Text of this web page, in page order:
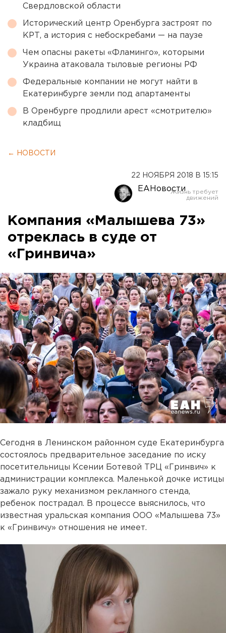
Свердловской области
Исторический центр Оренбурга застроят по
КРТ, а история с небоскребами — на паузе
Чем опасны ракеты «Фламинго», которыми
Украина атаковала тыловые регионы РФ
Федеральные компании не могут найти в
Екатеринбурге земли под апартаменты
В Оренбурге продлили арест «смотрителю»
кладбищ
← НОВОСТИ
22 НОЯБРЯ 2018 В 15:15
ЕАНовости
Компания «Малышева 73»
отреклась в суде от
«Гринвича»
Сегодня в Ленинском районном суде Екатеринбурга
состоялось предварительное заседание по иску
посетительницы Ксении Ботевой ТРЦ «Гринвич» к
администрации комплекса. Маленькой дочке истицы
зажало руку механизмом рекламного стенда,
ребенок пострадал. В процессе выяснилось, что
известная уральская компания ООО «Малышева 73»
к «Гринвичу» отношения не имеет.